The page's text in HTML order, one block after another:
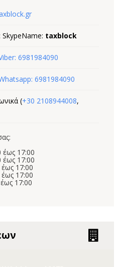
SkypeName: taxblock
6981984090
6981984090
(+30 2108944008,
17:00
17:00
17:00
17:00
17:00